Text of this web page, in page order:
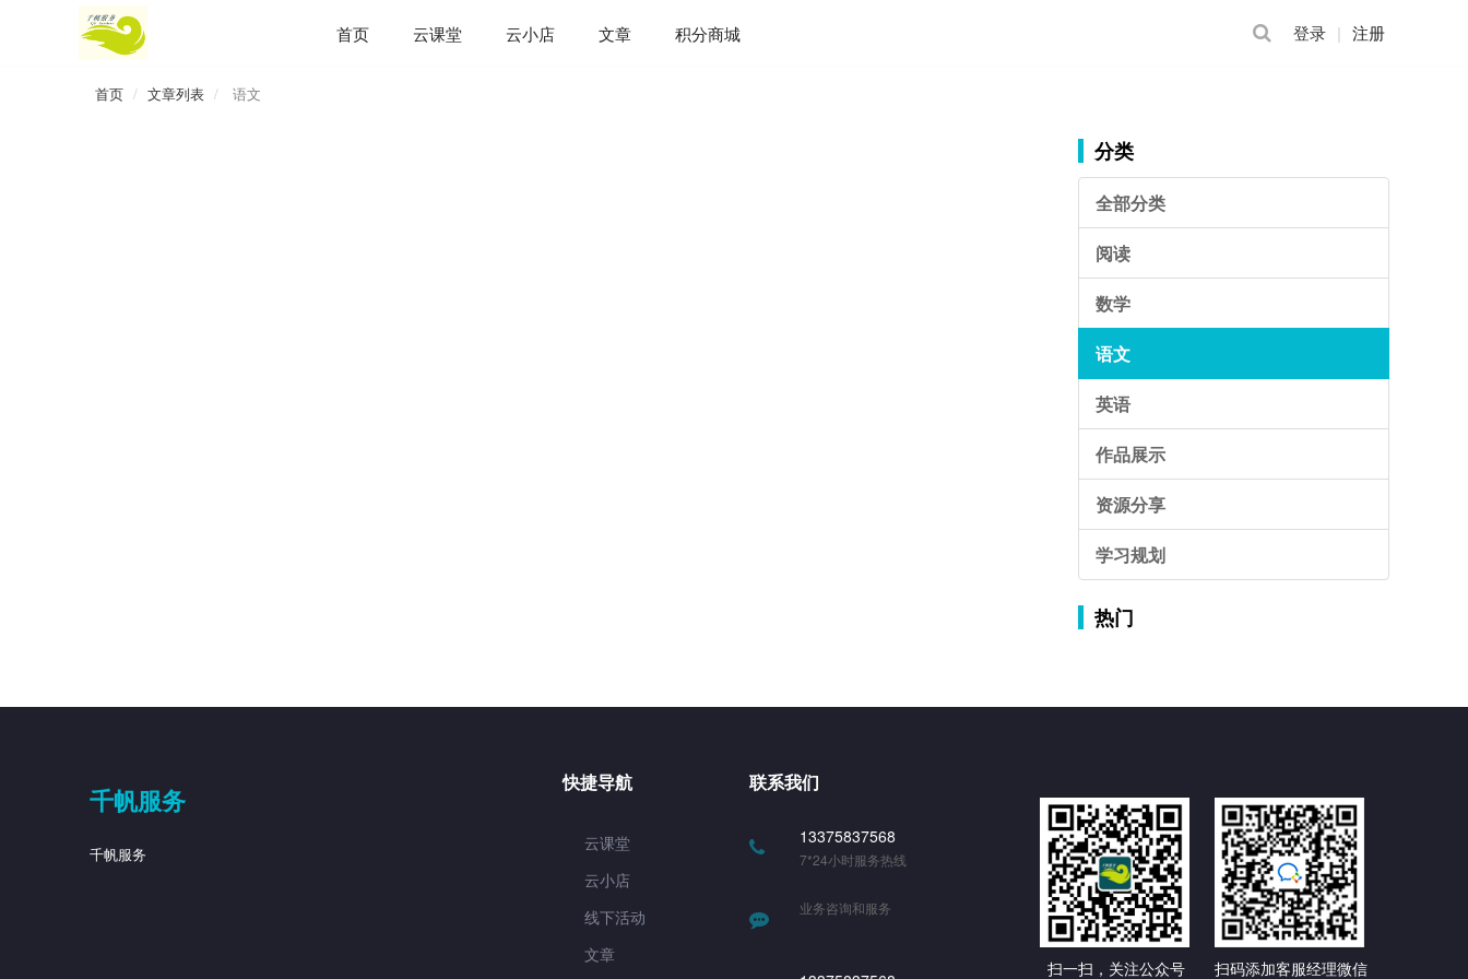
首页 云课堂 云小店 文章 积分商城 登录 注册
首页 文章列表 语文
分类
全部分类
阅读
数学
语文
英语
作品展示
资源分享
学习规划
热门
千帆服务
千帆服务
快捷导航
云课堂
云小店
线下活动
文章
联系我们
13375837568
7*24小时服务热线
业务咨询和服务
扫一扫，关注公众号 扫码添加客服经理微信